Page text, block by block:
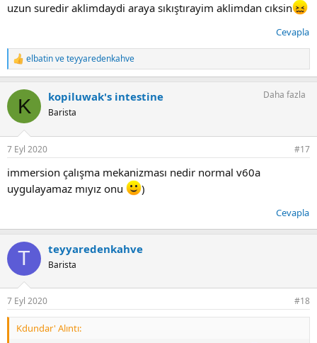
uzun suredir aklimdaydi araya sıkıştırayim aklimdan cıksin
Cevapla
T
e
k
l
elbatinveteyyaredenkahve
K kopiluwak's intestine
Barista
Daha fazla
7 Eyl 2020 #17
immersion çalışma mekanizması nedir normal v60a
uygulayamaz mıyız onu
)
Cevapla
T teyyaredenkahve
Barista
7 Eyl 2020 #18
Kdundar' Alıntı: